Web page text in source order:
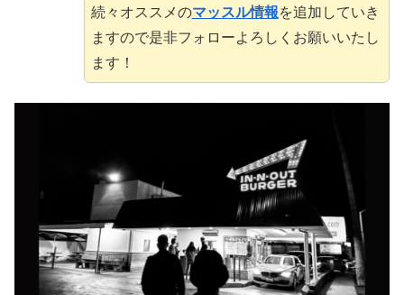
続々オススメのマッスル情報を追加していき
ますので是非フォローよろしくお願いいたし
ます！